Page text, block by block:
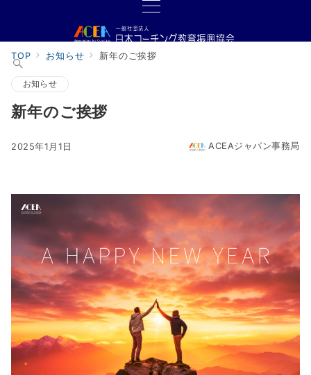
TOP お知らせ 新年のご挨拶
お知らせ
新年のご挨拶
2025年1月1日 ACEAジャパン事務局